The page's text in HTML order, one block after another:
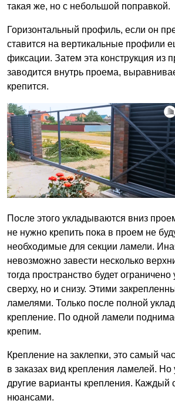
такая же, но с небольшой поправкой.
Горизонтальный профиль, если он
ставится на вертикальные профили
фиксации. Затем эта конструкция из
заводится внутрь проема,
крепится.
После этого укладываются вниз
не нужно крепить пока в проем не
необходимые для секции ламели.
невозможно завести несколько
тогда пространство будет
сверху, но и снизу. Этими
ламелями. Только после полной
крепление. По одной ламели
крепим.
Крепление на заклепки, это самый
в заказах вид крепления ламелей. Но
другие варианты крепления. Каждый
нюансами.